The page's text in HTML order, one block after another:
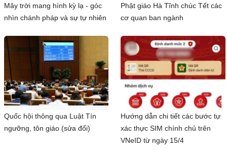
Mây trời mang hình kỳ lạ - góc
nhìn chánh pháp và sự tự nhiên
Phật giáo Hà Tĩnh chúc Tết các
cơ quan ban ngành
Quốc hội thông qua Luật Tín
ngưỡng, tôn giáo (sửa đổi)
Hướng dẫn chi tiết các bước tự
xác thực SIM chính chủ trên
VNeID từ ngày 15/4